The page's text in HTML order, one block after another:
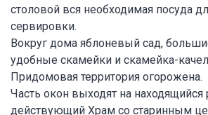
столовой вся необходимая посуда
сервировки.
Вокруг дома яблоневый сад,
удобные скамейки и скамейка-
Придомовая территория огорожена.
Часть окон выходят на находящийся
действующий Храм со старинным